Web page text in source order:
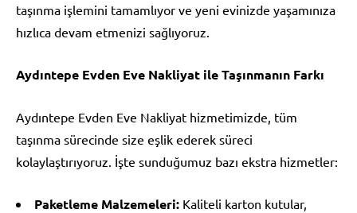
taşınma işlemini tamamlıyor ve yeni evinizde yaşamınıza
hızlıca devam etmenizi sağlıyoruz.
Aydıntepe Evden Eve Nakliyat ile Taşınmanın Farkı
Aydıntepe Evden Eve Nakliyat hizmetimizde, tüm
taşınma sürecinde size eşlik ederek süreci
kolaylaştırıyoruz. İşte sunduğumuz bazı ekstra hizmetler:
Paketleme Malzemeleri: Kaliteli karton kutular,